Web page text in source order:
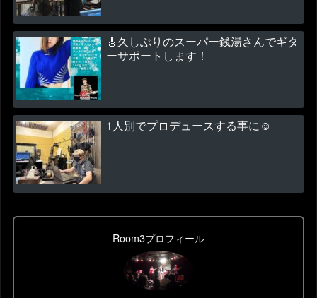
🎸久しぶりのスーパー銭湯さんでギタ
ーサポートします！
1人別でプロデュースする事に☺
Room3プロフィール